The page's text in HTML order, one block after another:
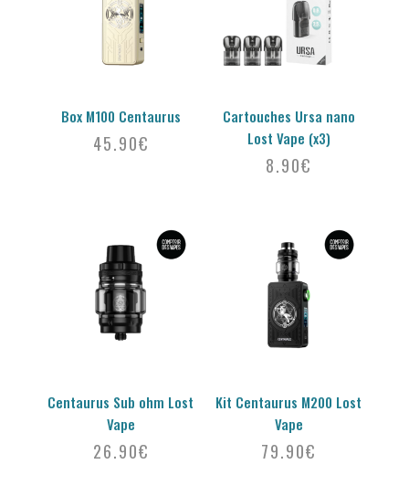
Box M100 Centaurus
45.90€
Cartouches Ursa nano
Lost Vape (x3)
8.90€
Centaurus Sub ohm Lost
Vape
26.90€
Kit Centaurus M200 Lost
Vape
79.90€